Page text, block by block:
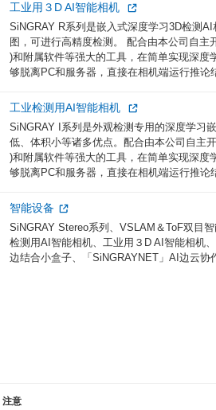
工业用３D AI智能相机
SiNGRAY R系列是嵌入式深度学习3D检测
图，可进行高精度检测。 配合由本公司自主
)和附属软件等强大的工具，在简单实现深度
够脱离PC和服务器，直接在相机端运行推论
工业检测用AI智能相机
SiNGRAY I系列是外观检测专用的深度学习
低、体积小等诸多优点。配合由本公司自主
)和附属软件等强大的工具，在简单实现深度
够脱离PC和服务器，直接在相机端运行推论
智能设备
SiNGRAY Stereo系列、VSLAM＆ToF双目
检测用AI智能相机、工业用３D AI智能相机
边结合小盒子、「SiNGRAYNET」AI边云协
注意